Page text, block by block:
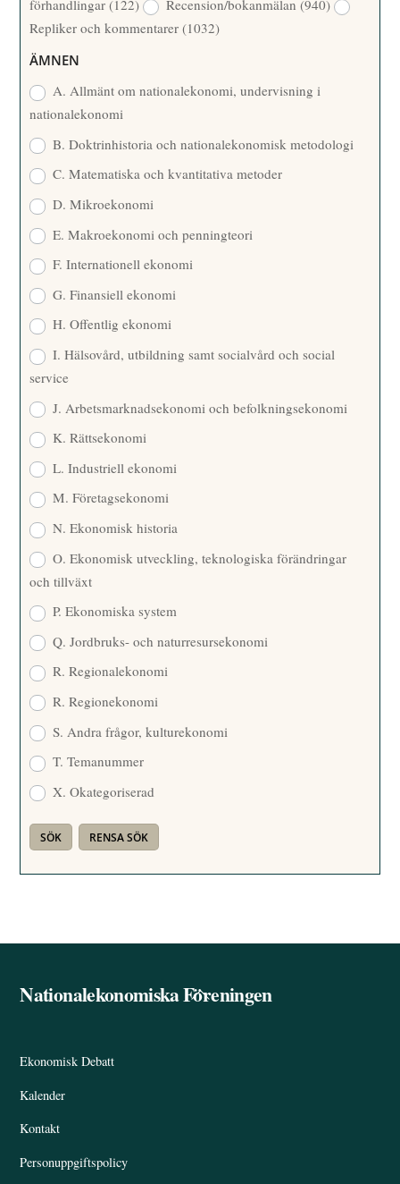
T
A
R
förhandlingar(122) Recension/bokanmälan(940)
Repliker och kommentarer(1032)
ÄMNEN
A. Allmänt om nationalekonomi, undervisning i
nationalekonomi
B. Doktrinhistoria och nationalekonomisk metodologi
C. Matematiska och kvantitativa metoder
D. Mikroekonomi
E. Makroekonomi och penningteori
F. Internationell ekonomi
G. Finansiell ekonomi
H. Offentlig ekonomi
I. Hälsovård, utbildning samt socialvård och social
service
J. Arbetsmarknadsekonomi och befolkningsekonomi
K. Rättsekonomi
L. Industriell ekonomi
M. Företagsekonomi
N. Ekonomisk historia
O. Ekonomisk utveckling, teknologiska förändringar
och tillväxt
P. Ekonomiska system
Q. Jordbruks- och naturresursekonomi
R. Regionalekonomi
R. Regionekonomi
S. Andra frågor, kulturekonomi
T. Temanummer
X. Okategoriserad
Back
Nationalekonomiska Föreningen
Ekonomisk Debatt
Kalender
Kontakt
Personuppgiftspolicy